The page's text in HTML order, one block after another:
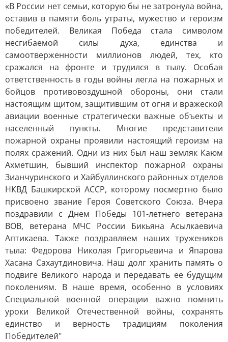
«В России нет семьи, которую бы не затронула война,
оставив в памяти боль утраты, мужество и героизм
победителей. Великая Победа стала символом
несгибаемой силы духа, единства и
самоотверженности миллионов людей, тех, кто
сражался на фронте и трудился в тылу. Особая
ответственность в годы войны легла на пожарных и
бойцов противовоздушной обороны, они стали
настоящим щитом, защитившим от огня и вражеской
авиации военные стратегически важные объекты и
населенный пункты. Многие представители
пожарной охраны проявили настоящий героизм на
полях сражений. Одни из них был наш земляк Каюм
Ахметшин, бывший инспектор пожарной охраны
Зианчуринского и Хайбуллинского районных отделов
НКВД Башкирской АССР, которому посмертно было
присвоено звание Героя Советского Союза. Вчера
поздравили с Днем Победы 101-летнего ветерана
ВОВ, ветерана МЧС России Бикьяна Асылкаевича
Аптикаева. Также поздравляем наших тружеников
тыла: Федорова Николая Григорьевича и Япарова
Хасана Сахаутдиновича. Наш долг хранить память о
подвиге Великого народа и передавать ее будущим
поколениям. В наше время, особенно в условиях
Специальной военной операции важно помнить
уроки Великой Отечественной войны, сохранять
единство и верность традициям поколения
Победителей"